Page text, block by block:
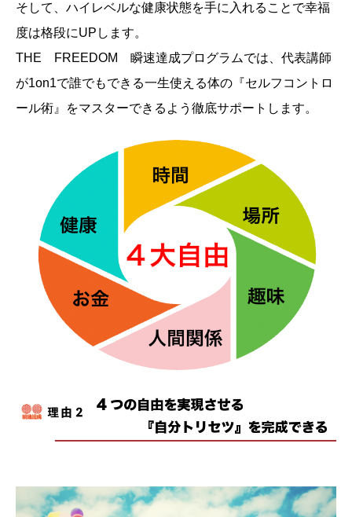
そして、ハイレベルな健康状態を手に入れることで幸福
度は格段にUPします。
THE FREEDOM 瞬速達成プログラムでは、代表講師
が1on1で誰でもできる一生使える体の『セルフコントロ
ール術』をマスターできるよう徹底サポートします。